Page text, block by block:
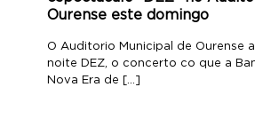
Ourense este domingo
O Auditorio Municipal de Ourense
noite DEZ, o concerto co que a
Nova Era de […]